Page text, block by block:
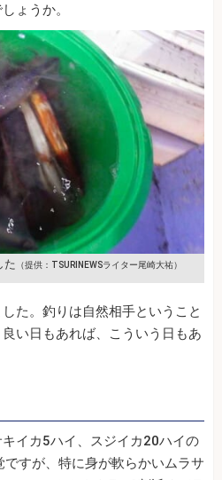
ょうか。
た （提供：TSURINEWSライター尾崎大祐）
た。釣りは自然相手ということ
い日もあれば、こういう日もあ
イカ5ハイ、スジイカ20ハイの
すが、特に身が軟らかいムラサ